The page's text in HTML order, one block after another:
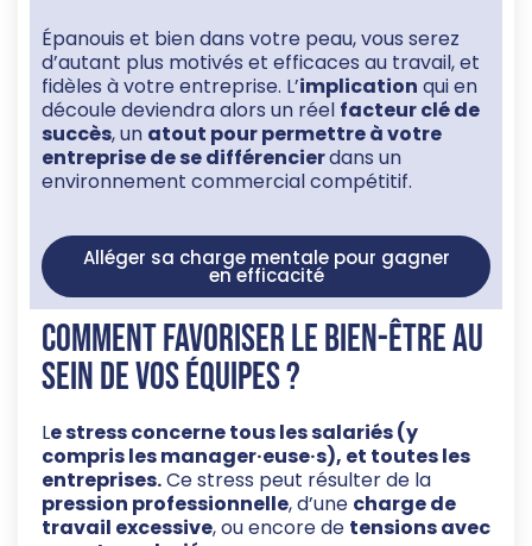
Épanouis et bien dans votre peau, vous serez
d’autant plus motivés et efficaces au travail, et
fidèles à votre entreprise. L’implication qui en
découle deviendra alors un réel facteur clé de
succès, un atout pour permettre à votre
entreprise de se différencierdans un
environnement commercial compétitif.
Alléger sa charge mentale pour gagner
en efficacité
Comment favoriser le bien-être au
sein de vos équipes ?
Le stress concerne tous les salariés (y
compris les manager·euse·s), et toutes les
entreprises.Ce stress peut résulter de la
pression professionnelle, d’une charge de
travail excessive, ou encore de tensions avec